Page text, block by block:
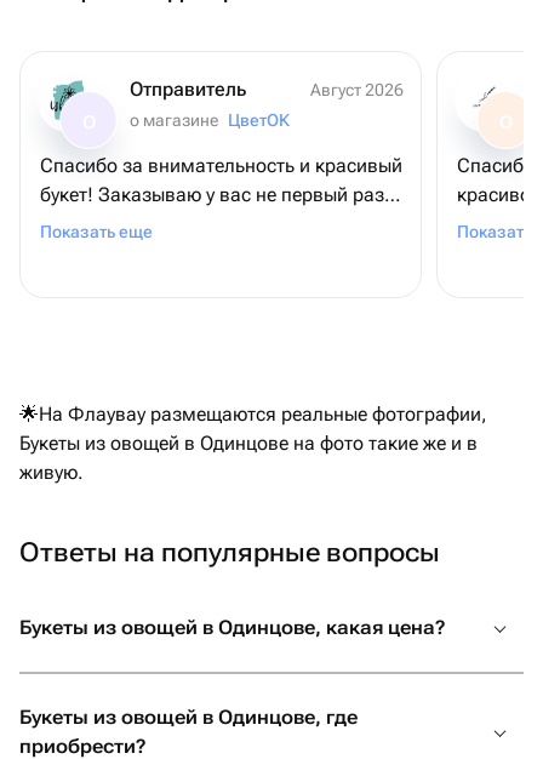
Отправитель
Август 2026
о магазине ЦветОК
Спасибо за внимательность и красивый
букет! Заказываю у вас не первый раз,
каждый раз - супер, очень ценно 🩶
Показать еще
О
Спасибо
красиво!
в такую
Показать
🌟На Флаувау размещаются реальные фотографии,
Букеты из овощей в Одинцове на фото такие же и в
живую.
Ответы на популярные вопросы
Букеты из овощей в Одинцове, какая цена?
Букеты из овощей в Одинцове, где
приобрести?